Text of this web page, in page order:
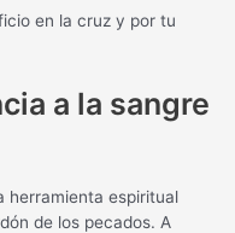
en la cruz y por tu
a la sangre
herramienta espiritual
de los pecados. A